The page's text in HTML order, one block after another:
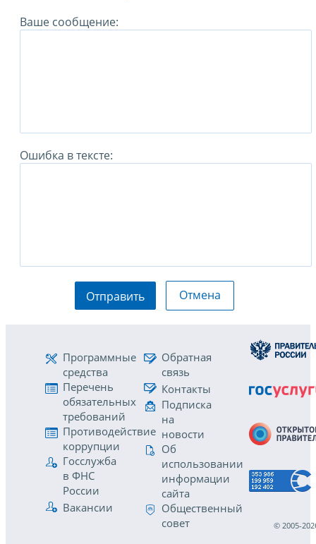
Ваше сообщение:
Ошибка в тексте:
Отправить Отмена
Программные
средства
Перечень
обязательных
требований
Противодействие
коррупции
Госслужба
в ФНС
России
Вакансии
Обратная
связь
Контакты
Подписка
на
новости
Об
использовании
информации
сайта
Общественный
совет
© 2005-